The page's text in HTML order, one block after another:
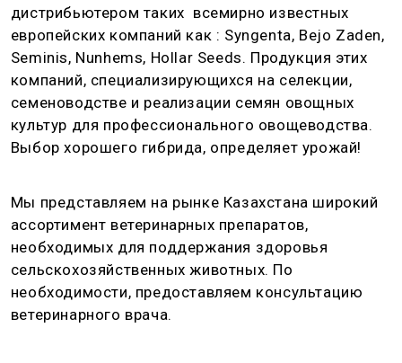
дистрибьютером таких всемирно известных
европейских компаний как : Syngenta, Bejo Zaden,
Seminis, Nunhems, Hollar Seeds. Продукция этих
компаний, специализирующихся на селекции,
семеноводстве и реализации семян овощных
культур для профессионального овощеводства.
Выбор хорошего гибрида, определяет урожай!
Мы представляем на рынке Казахстана широкий
ассортимент ветеринарных препаратов,
необходимых для поддержания здоровья
сельскохозяйственных животных. По
необходимости, предоставляем консультацию
ветеринарного врача.